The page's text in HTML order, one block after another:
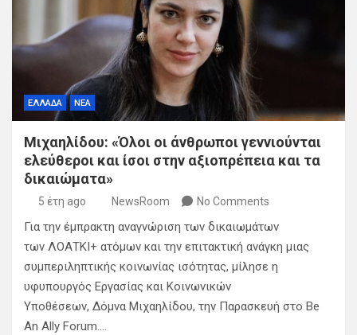
ΕΛΛΑΔΑ ΝΕΑ
Μιχαηλίδου: «Όλοι οι άνθρωποι γεννιούνται
ελεύθεροι και ίσοι στην αξιοπρέπεια και τα
δικαιώματα»
5 έτη ago NewsRoom No Comments
Για την έμπρακτη αναγνώριση των δικαιωμάτων
των ΛΟΑΤΚΙ+ ατόμων και την επιτακτική ανάγκη μιας
συμπεριληπτικής κοινωνίας ισότητας, μίλησε η
υφυπουργός Εργασίας και Κοινωνικών
Υποθέσεων, Δόμνα Μιχαηλίδου, την Παρασκευή στο Be
Αn Ally Forum.…